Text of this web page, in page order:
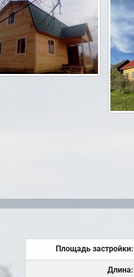
Площадь застройки:
Длина: